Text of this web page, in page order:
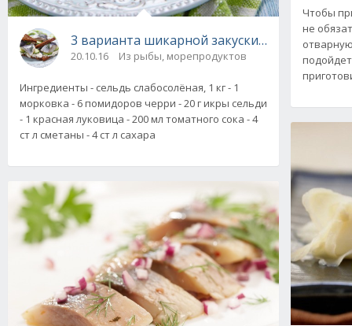
3 варианта шикарной закуски из сельди
20.10.16 Из рыбы, морепродуктов
Ингредиенты - сельдь слабосолёная, 1 кг - 1
морковка - 6 помидоров черри - 20 г икры сельди
- 1 красная луковица - 200 мл томатного сока - 4
ст л сметаны - 4 ст л сахара
Чтобы
не